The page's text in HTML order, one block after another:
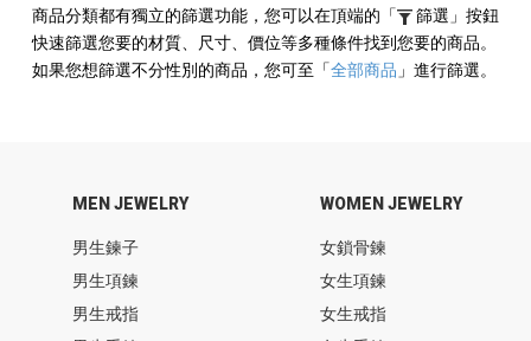
商品分類都有獨立的篩選功能，您可以在頂端的 「 篩選」 按鈕
快速篩選您要的材質、尺寸、價位等多種條件找到您要的商品。
如果您想篩選不分性別的商品，您可至 「全部商品 」 進行篩選。
MEN JEWELRY
男生鍊子
男生項鍊
男生戒指
WOMEN JEWELRY
女鎖骨鍊
女生項鍊
女生戒指